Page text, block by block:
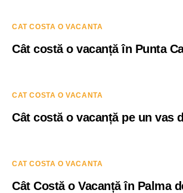
CAT COSTA O VACANTA
Cât costă o vacanță în Punta
CAT COSTA O VACANTA
Cât costă o vacanță pe un vas
CAT COSTA O VACANTA
Cât Costă o Vacanță în Palma